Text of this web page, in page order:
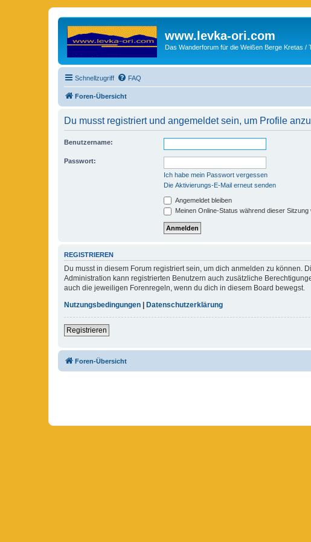
www.levka-ori.com
Das Wanderforum für die Weißen Berge Kretas /
Schnellzugriff FAQ
Foren-Übersicht
Du musst registriert und angemeldet sein, um Profile
Benutzername:
Passwort:
Ich habe mein Passwort vergessen
Die Aktivierungs-E-Mail erneut senden
Angemeldet bleiben
Meinen Online-Status während dieser Sitzung
REGISTRIEREN
Du musst in diesem Forum registriert sein, um dich anmelden zu
Administration kann registrierten Benutzern auch zusätzliche
auch die jeweiligen Forenregeln, wenn du dich in diesem Board bewegst.
Nutzungsbedingungen
Datenschutzerklärung
Registrieren
Foren-Übersicht